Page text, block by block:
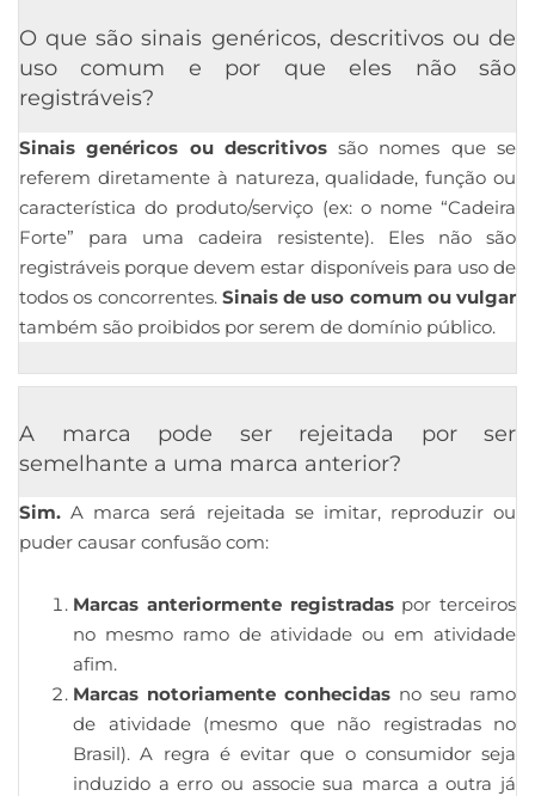
O que são sinais genéricos, descritivos ou de
uso comum e por que eles não são
registráveis?
Sinais genéricos ou descritivossão nomes que se
referem diretamente à natureza, qualidade, função ou
característica do produto/serviço (ex: o nome “Cadeira
Forte” para uma cadeira resistente). Eles não são
registráveis porque devem estar disponíveis para uso de
todos os concorrentes. Sinais de uso comum ou vulgar
também são proibidos por serem de domínio público.
A marca pode ser rejeitada por ser
semelhante a uma marca anterior?
Sim. A marca será rejeitada se imitar, reproduzir ou
puder causar confusão com:
Marcas anteriormente registradaspor terceiros
no mesmo ramo de atividade ou em atividade
afim.
Marcas notoriamente conhecidas no seu ramo
de atividade (mesmo que não registradas no
Brasil). A regra é evitar que o consumidor seja
induzido a erro ou associe sua marca a outra já